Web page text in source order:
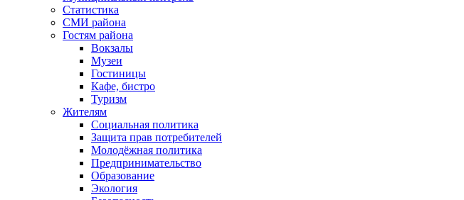
Статистика
СМИ района
Гостям района
Вокзалы
Музеи
Гостиницы
Кафе, бистро
Туризм
Жителям
Социальная политика
Защита прав потребителей
Молодёжная политика
Предпринимательство
Образование
Экология